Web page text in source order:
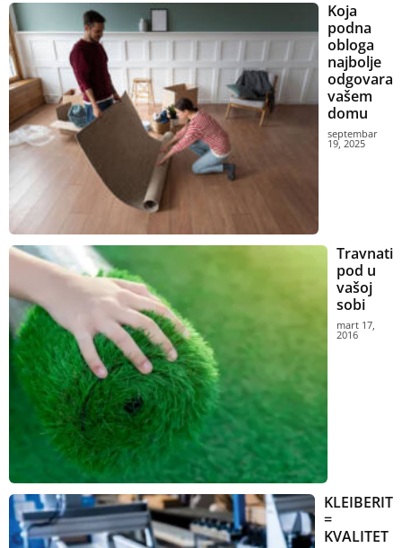
Koja
podna
obloga
najbolje
odgovara
vašem
domu
septembar
19, 2025
Travnati
pod u
vašoj
sobi
mart 17,
2016
KLEIBERIT
=
KVALITET